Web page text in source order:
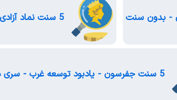
5 سنت نماد آزادی - با سنت
5 سنت جفرسون - یادبود توسعه غرب - سری دو